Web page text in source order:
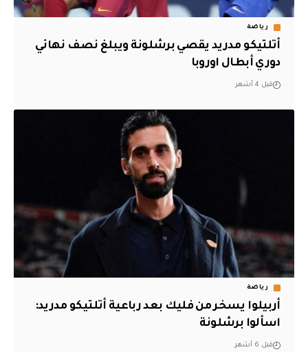
رياضة
أتلتيكو مدريد يقصي برشلونة ويبلغ نصف نهائي
دوري أبطال اوروبا
قبل 4 أشهر
رياضة
أربيلوا يسخر من فليك بعد رباعية أتلتيكو مدريد:
اسألوا برشلونة
قبل 6 أشهر